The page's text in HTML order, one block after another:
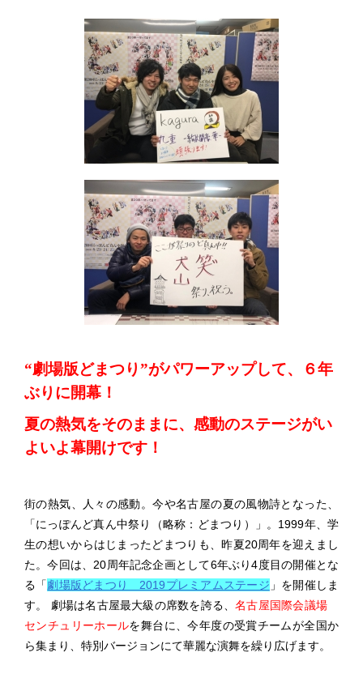
“劇場版どまつり”がパワーアップして、６年
ぶりに開幕！
夏の熱気をそのままに、感動のステージがい
よいよ幕開けです！
街の熱気、人々の感動。今や名古屋の夏の風物詩となった、
「にっぽんど真ん中祭り（略称：どまつり）」。1999年、学
生の想いからはじまったどまつりも、昨夏20周年を迎えまし
た。今回は、20周年記念企画として6年ぶり4度目の開催とな
る「劇場版どまつり 2019プレミアムステージ 」を開催しま
す。 劇場は名古屋最大級の席数を誇る、名古屋国際会議場
センチュリーホールを舞台に、今年度の受賞チームが全国か
ら集まり、特別バージョンにて華麗な演舞を繰り広げます。